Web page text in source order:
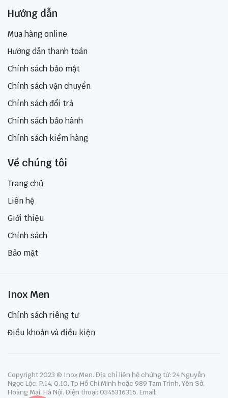
Hướng dẫn
Mua hàng online
Hướng dẫn thanh toán
Chính sách bảo mật
Chính sách vận chuyển
Chính sách đổi trả
Chính sách bảo hành
Chính sách kiểm hàng
Về chúng tôi
Trang chủ
Liên hệ
Giới thiệu
Chính sách
Bảo mật
Inox Men
Chính sách riêng tư
Điều khoản và điều kiện
Copyright 2023 © Inox Men. Địa chỉ liên hệ chứng từ: 24 Nguyễn
Ngọc Lộc, P.14, Q.10, Tp Hồ Chí Minh hoặc 989 Tam Trinh, Yên Sở,
Hoàng Mai, Hà Nội. Điện thoại: 0345316316. Email: